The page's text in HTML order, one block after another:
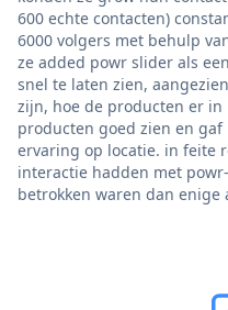
600 echte contacten)
6000 volgers met behulp
ze added powr slider als
snel te laten zien,
zijn, hoe de producten er
producten goed zien en
ervaring op locatie. in feite
interactie hadden met
betrokken waren dan